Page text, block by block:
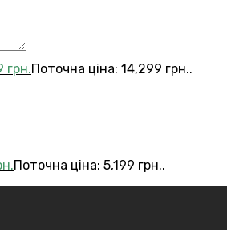
грн.Поточна ціна: 14,299 грн..
Поточна ціна: 5,199 грн..